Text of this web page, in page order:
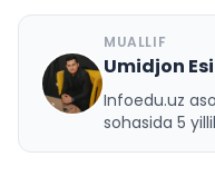
U
MUALLIF
Umidjon
Infoedu.uz
sohasida 5